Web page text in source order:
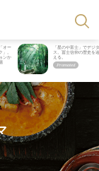
オー
」。
ンか
「星のや富士」でデジ
ス。冨士信仰の歴史を
える。